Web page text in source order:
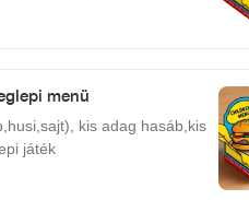
menü
kis adag hasáb,kis
játék